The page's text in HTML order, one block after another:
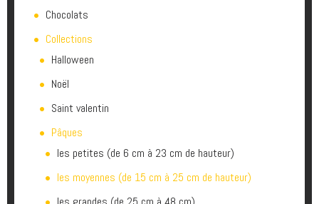
Chocolats
Collections
Halloween
Noël
Saint valentin
Pâques
les petites (de 6 cm à 23 cm de hauteur)
les moyennes (de 15 cm à 25 cm de hauteur)